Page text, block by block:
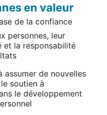
en valeur
de la confiance
personnes, leur
la responsabilité
assumer de nouvelles
soutien à
le développement